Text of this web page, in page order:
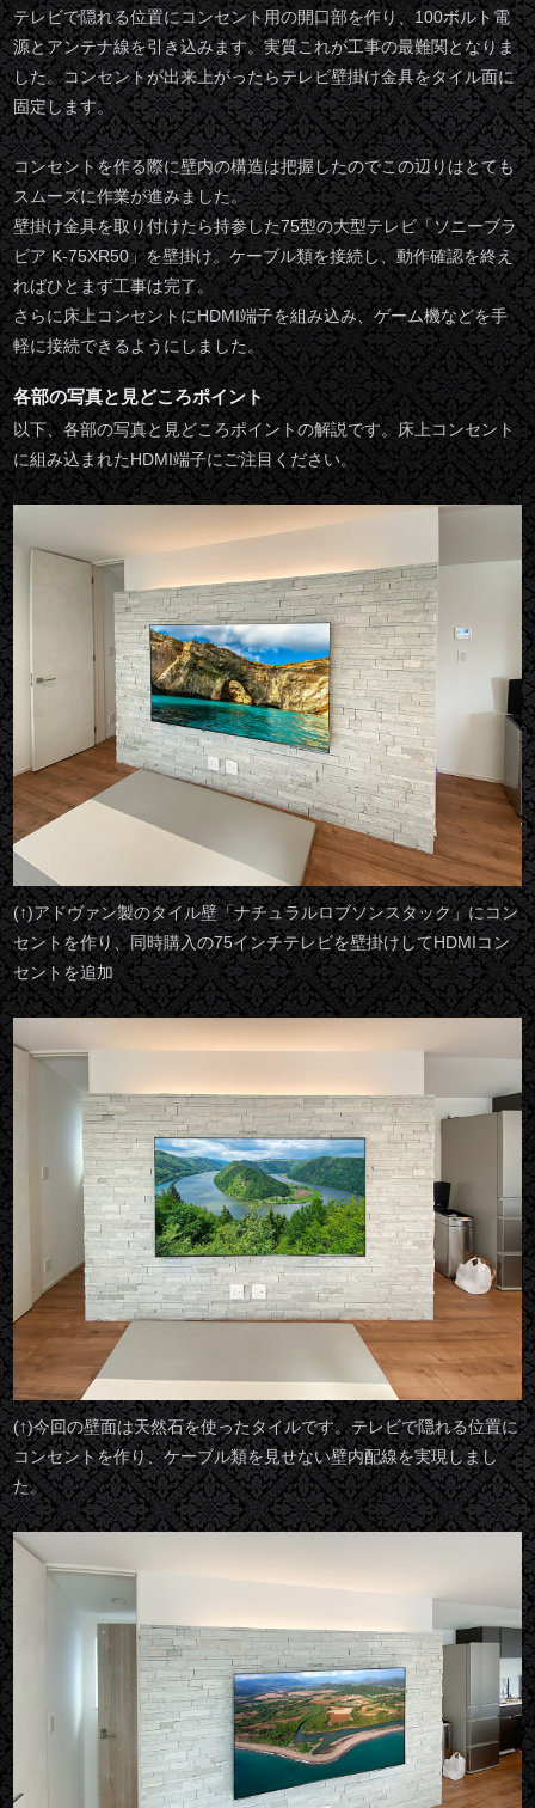
テレビで隠れる位置にコンセント用の開口部を作り、100ボルト電
源とアンテナ線を引き込みます。実質これが工事の最難関となりま
した。コンセントが出来上がったらテレビ壁掛け金具をタイル面に
固定します。
コンセントを作る際に壁内の構造は把握したのでこの辺りはとても
スムーズに作業が進みました。
壁掛け金具を取り付けたら持参した75型の大型テレビ「ソニーブラ
ビア K-75XR50」を壁掛け。ケーブル類を接続し、動作確認を終え
ればひとまず工事は完了。
さらに床上コンセントにHDMI端子を組み込み、ゲーム機などを手
軽に接続できるようにしました。
各部の写真と見どころポイント
以下、各部の写真と見どころポイントの解説です。床上コンセント
に組み込まれたHDMI端子にご注目ください。
(↑)アドヴァン製のタイル壁「ナチュラルロブソンスタック」にコン
セントを作り、同時購入の75インチテレビを壁掛けしてHDMIコン
セントを追加
(↑)今回の壁面は天然石を使ったタイルです。テレビで隠れる位置に
コンセントを作り、ケーブル類を見せない壁内配線を実現しまし
た。